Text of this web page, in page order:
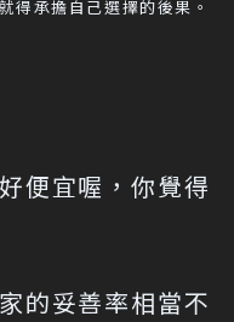
得承擔自己選擇的後果。
便宜喔，你覺得
的妥善率相當不